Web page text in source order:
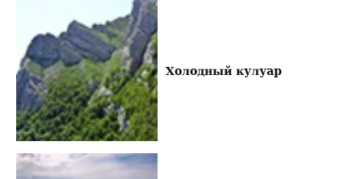
Холодный кулуар